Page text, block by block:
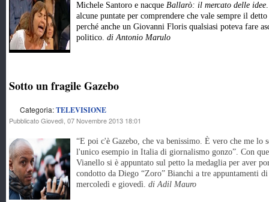
Michele Santoro e nacque Ballarò: il mercato delle idee
alcune puntate per comprendere che vale sempre il
perché anche un Giovanni Floris qualsiasi poteva fare
politico. di Antonio Marulo
Sotto un fragile Gazebo
Categoria:TELEVISIONE
Pubblicato Giovedì, 07 Novembre 2013 18:01
“E poi c'è Gazebo, che va benissimo. È vero che me
l'unico esempio in Italia di giornalismo gonzo”. Con
Vianello si è appuntato sul petto la medaglia per aver
condotto da Diego “Zoro” Bianchi a tre appuntamenti
mercoledì e giovedì. di Adil Mauro